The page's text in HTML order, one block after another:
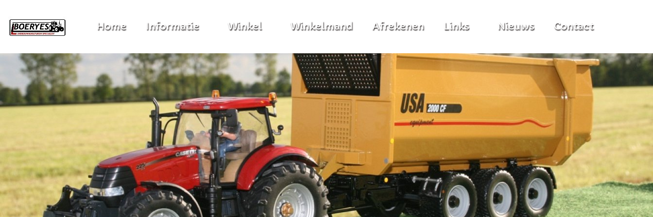
Home Informatie Winkel Winkelmand Afrekenen Links Nieuws Contact